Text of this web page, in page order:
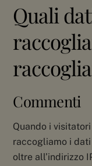
Quali
Commenti
Quando i
raccogliamo i
oltre all’indirizzo